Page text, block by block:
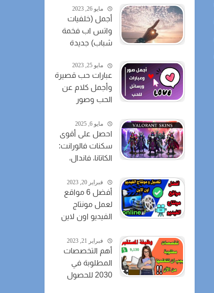
مايو 26, 2023
أجمل (خلفيات
واتس اب فخمة
شباب) جديدة
مايو 25, 2023
عبارات حب قصيرة
وأجمل كلام عن
الحب وصور
مايو 6, 2025
احصل على أقوى
سكنات فالورانت:
الكاتانا، فاندال،
فبراير 20, 2023
أفضل 6 مواقع
لعمل مونتاج
الفيديو اون لاين
فبراير 21, 2023
أهم التخصصات
المطلوبة في
2030 للحصول